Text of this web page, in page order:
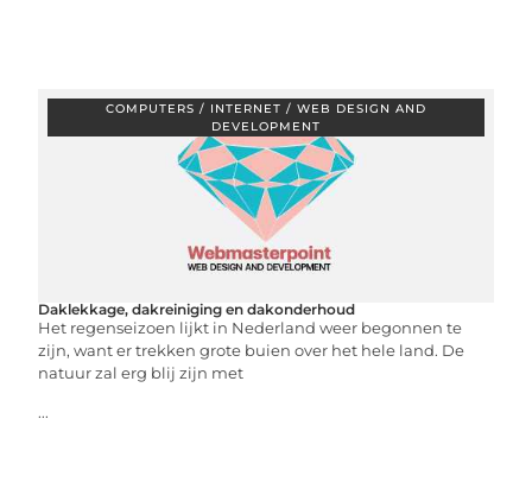
COMPUTERS / INTERNET / WEB DESIGN AND
DEVELOPMENT
Daklekkage, dakreiniging en dakonderhoud
Het regenseizoen lijkt in Nederland weer begonnen te
zijn, want er trekken grote buien over het hele land. De
natuur zal erg blij zijn met
...